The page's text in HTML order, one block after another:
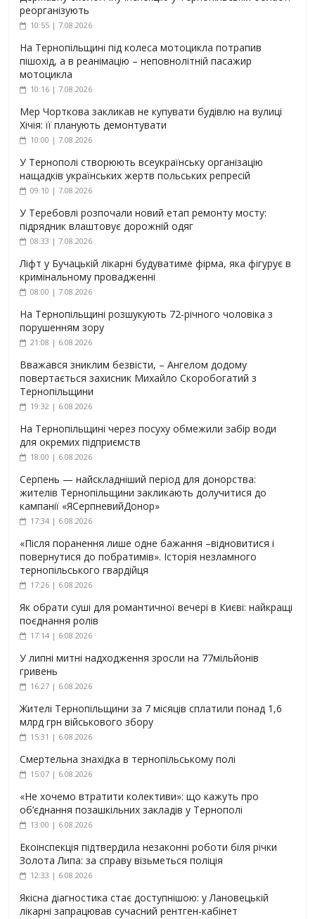
реорганізують
10:55 | 7.08.2026
На Тернопільщині під колеса мотоцикла потрапив
пішохід, а в реанімацію – неповнолітній пасажир
мотоцикла
10:16 | 7.08.2026
Мер Чорткова закликав не купувати будівлю на вулиці
Хічія: її планують демонтувати
10:00 | 7.08.2026
У Тернополі створюють всеукраїнську організацію
нащадків українських жертв польських репресій
09:10 | 7.08.2026
У Теребовлі розпочали новий етап ремонту мосту:
підрядник влаштовує дорожній одяг
08:33 | 7.08.2026
Ліфт у Бучацькій лікарні будуватиме фірма, яка фігурує в
кримінальному провадженні
08:00 | 7.08.2026
На Тернопільщині розшукують 72-річного чоловіка з
порушенням зору
21:08 | 6.08.2026
Вважався зниклим безвісти, – Ангелом додому
повертається захисник Михайло Скоробогатий з
Тернопільщини
19:32 | 6.08.2026
На Тернопільщині через посуху обмежили забір води
для окремих підприємств
18:00 | 6.08.2026
Серпень — найскладніший період для донорства:
жителів Тернопільщини закликають долучитися до
кампанії «ЯСерпневийДонор»
17:34 | 6.08.2026
«Після поранення лише одне бажання –відновитися і
повернутися до побратимів». Історія незламного
тернопільського гвардійця
17:26 | 6.08.2026
Як обрати суші для романтичної вечері в Києві: найкращі
поєднання ролів
17:14 | 6.08.2026
У липні митні надходження зросли на 77мільйонів
гривень
16:27 | 6.08.2026
Жителі Тернопільщини за 7 місяців сплатили понад 1,6
млрд грн військового збору
15:31 | 6.08.2026
Смертельна знахідка в тернопільському полі
15:07 | 6.08.2026
«Не хочемо втратити колективи»: що кажуть про
об’єднання позашкільних закладів у Тернополі
13:00 | 6.08.2026
Екоінспекція підтвердила незаконні роботи біля річки
Золота Липа: за справу візьметься поліція
12:33 | 6.08.2026
Якісна діагностика стає доступнішою: у Лановецькій
лікарні запрацював сучасний рентген-кабінет